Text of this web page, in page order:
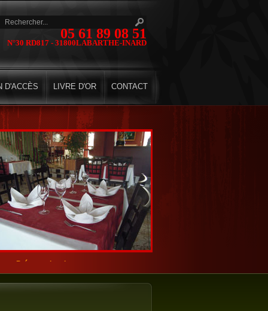
05 61 89 08 51
N°30 RD817 - 31800LABARTHE-INARD
D'ACCÈS LIVRE D'OR CONTACT
Présentation du restaurant